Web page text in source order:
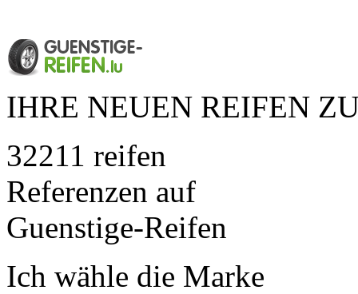
IHRE NEUEN REIFEN
32211 reifen
Referenzen auf
Guenstige-Reifen
Ich wähle die Marke